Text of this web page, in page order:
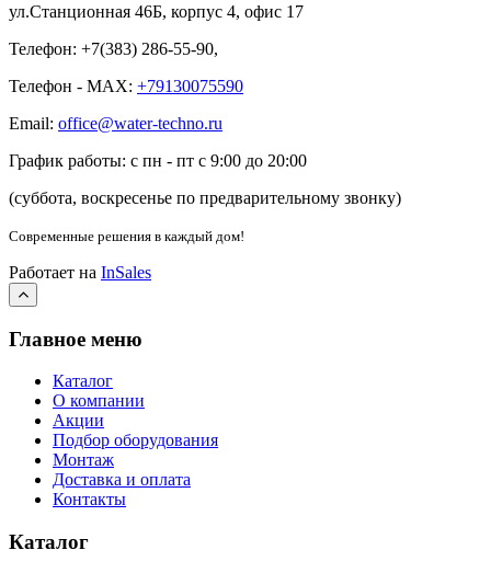
ул.Станционная 46Б, корпус 4, офис 17
Телефон: +7(383) 286-55-90,
Телефон - MAX: +79130075590
Email: office@water-techno.ru
График работы: с пн - пт с 9:00 до 20:00
(суббота, воскресенье по предварительному звонку)
Современные решения в каждый дом!
Работает на InSales
Главное меню
Каталог
О компании
Акции
Подбор оборудования
Монтаж
Доставка и оплата
Контакты
Каталог